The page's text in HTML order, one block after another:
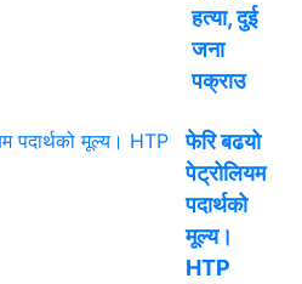
हत्या, दुई
जना
पक्राउ
फेरि बढयो
पेट्रोलियम
पदार्थको
मूल्य।
HTP